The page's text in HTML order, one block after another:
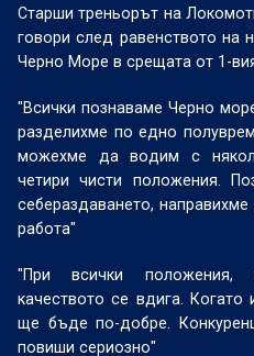
Старши треньорът на
говори след равенството на
Черно Море в срещата от 1-
"Всички познаваме Черно
разделихме по едно
можехме да водим с
четири чисти положения.
себераздаването,
работа"
"При всички положения,
качеството се вдига.
ще бъде по-добре.
повиши сериозно"